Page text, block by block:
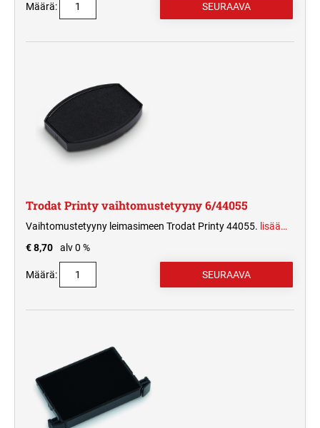
Määrä:
Trodat Printy vaihtomustetyyny 6/44055
Vaihtomustetyyny leimasimeen Trodat Printy 44055. lisää…
€ 8,70
alv 0 %
Määrä: